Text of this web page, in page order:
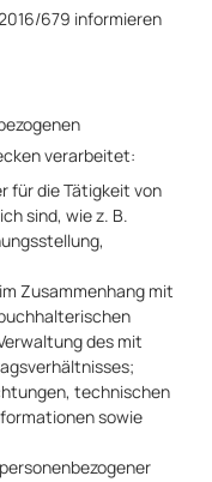
679 informieren
verarbeitet:
für die Tätigkeit von
sind, wie z. B.
Zusammenhang mit
des mit
technischen
sowie